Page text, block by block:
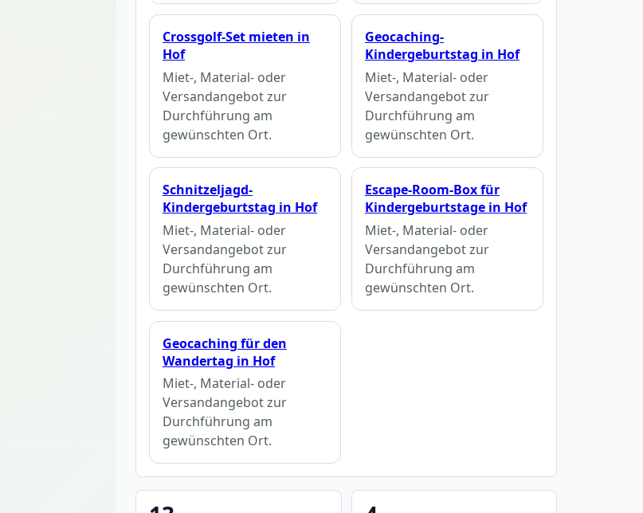
Crossgolf-Set mieten in
Hof
Miet-, Material- oder
Versandangebot zur
Durchführung am
gewünschten Ort.
Geocaching-
Kindergeburtstag in Hof
Miet-, Material- oder
Versandangebot zur
Durchführung am
gewünschten Ort.
Schnitzeljagd-
Kindergeburtstag in Hof
Miet-, Material- oder
Versandangebot zur
Durchführung am
gewünschten Ort.
Escape-Room-Box für
Kindergeburtstage in Hof
Miet-, Material- oder
Versandangebot zur
Durchführung am
gewünschten Ort.
Geocaching für den
Wandertag in Hof
Miet-, Material- oder
Versandangebot zur
Durchführung am
gewünschten Ort.